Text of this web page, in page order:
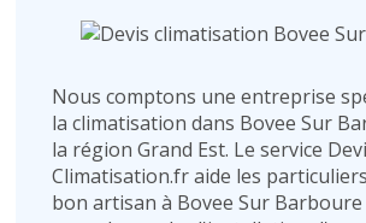
Nous comptons une entreprise
la climatisation dans Bovee Sur
la région Grand Est. Le service
Climatisation.fr aide les
bon artisan à Bovee Sur Barboure